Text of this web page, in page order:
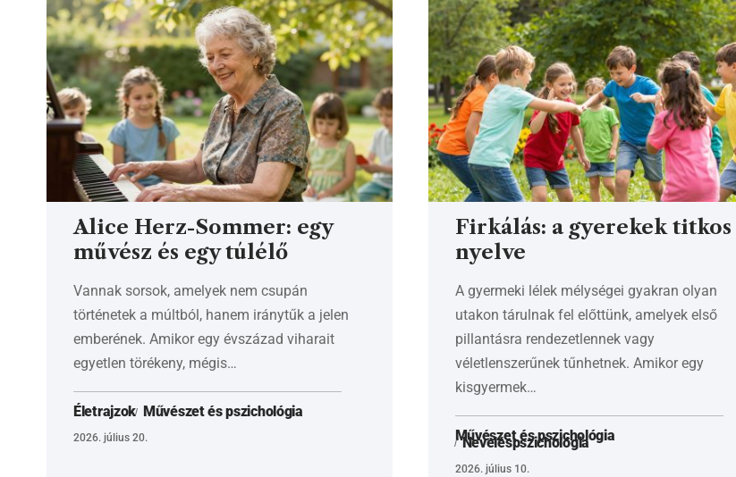
Alice Herz-Sommer: egy
művész és egy túlélő
Vannak sorsok, amelyek nem csupán
történetek a múltból, hanem iránytűk a jelen
emberének. Amikor egy évszázad viharait
egyetlen törékeny, mégis…
Életrajzok Művészet és pszichológia
2026. július 20.
Firkálás: a gyerekek titkos
nyelve
A gyermeki lélek mélységei gyakran olyan
utakon tárulnak fel előttünk, amelyek első
pillantásra rendezetlennek vagy
véletlenszerűnek tűnhetnek. Amikor egy
kisgyermek…
Művészet és pszichológia
Neveléspszichológia
2026. július 10.